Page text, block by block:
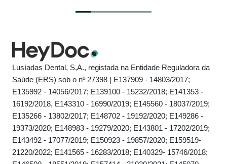
Lusíadas Dental, S,A., registada na Entidade Reguladora da
Saúde (ERS) sob o nº 27398 | E137909 - 14803/2017;
E135992 - 14056/2017; E139100 - 15232/2018; E141353 -
16192/2018, E143310 - 16990/2019; E145560 - 18037/2019;
E135266 - 13802/2017; E148702 - 19192/2020; E149286 -
19373/2020; E148983 - 19279/2020; E143801 - 17202/2019;
E143492 - 17077/2019; E150923 - 19857/2020; E159519-
21220/2022; E141565 - 16283/2018; E140329- 15746/2018;